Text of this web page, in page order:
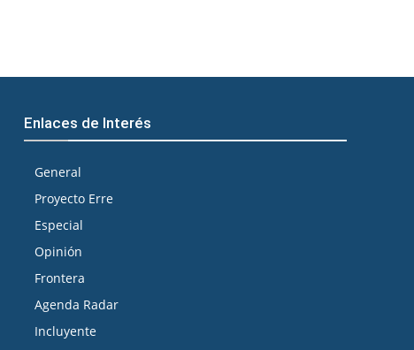
Enlaces de Interés
General
Proyecto Erre
Especial
Opinión
Frontera
Agenda Radar
Incluyente